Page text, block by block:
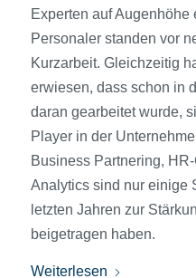
Experten auf
Personaler standen vor
Kurzarbeit. Gleichzeitig
erwiesen, dass schon in
daran gearbeitet wurde,
Player in der
Business Partnering,
Analytics sind nur einige
letzten Jahren zur
beigetragen haben.
Weiterlesen